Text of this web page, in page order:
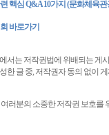
핵심 Q&A 10가지 (문화체육관
바로가기
서는 저작권법에 위배되는 게
한 글 중, 저작권자 동의 없이
러분의 소중한 저작권 보호를